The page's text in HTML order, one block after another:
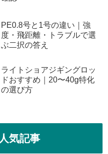
PE0.8号と1号の違い｜強
度・飛距離・トラブルで選
ぶ二択の答え
ライトショアジギングロッ
ドおすすめ｜20〜40g特化
の選び方
人気記事